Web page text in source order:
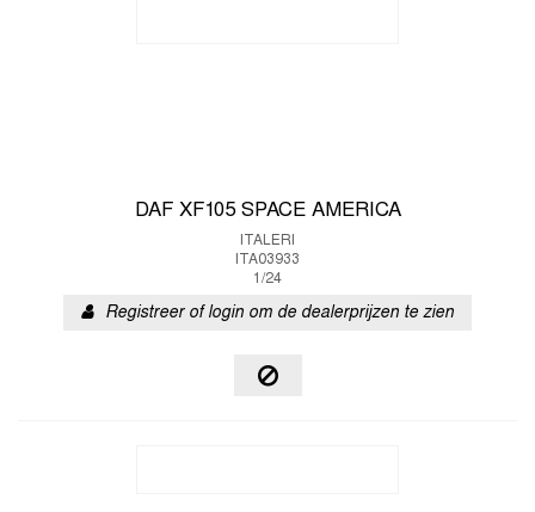
DAF XF105 SPACE AMERICA
ITALERI
ITA03933
1/24
Registreer of login om de dealerprijzen te zien